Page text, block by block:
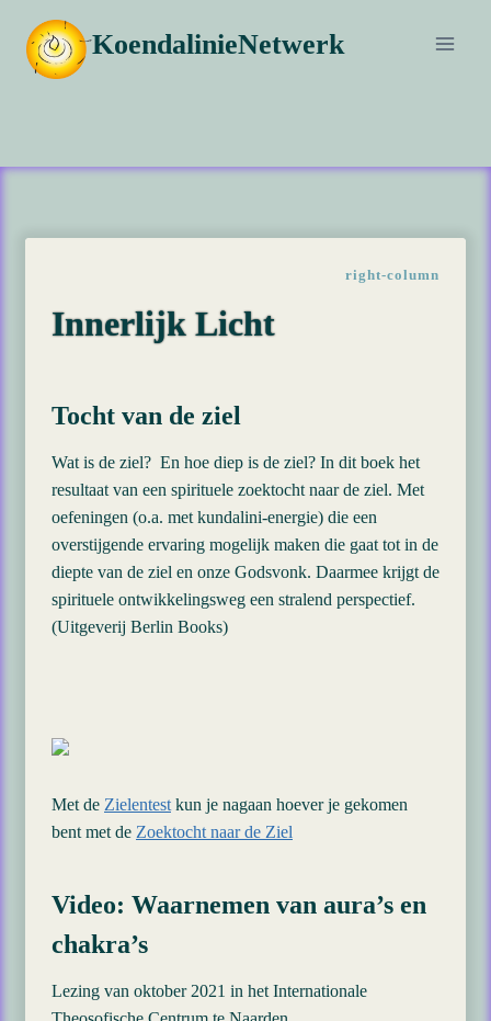
naar
inhoud
KoendalinieNetwerk
right-column
Innerlijk Licht
Tocht van de ziel
Wat is de ziel? En hoe diep is de ziel? In dit boek het
resultaat van een spirituele zoektocht naar de ziel. Met
oefeningen (o.a. met kundalini-energie) die een
overstijgende ervaring mogelijk maken die gaat tot in de
diepte van de ziel en onze Godsvonk. Daarmee krijgt de
spirituele ontwikkelingsweg een stralend perspectief.
(Uitgeverij Berlin Books)
Met de Zielentest kun je nagaan hoever je gekomen
bent met de Zoektocht naar de Ziel
Video: Waarnemen van aura’s en
chakra’s
Lezing van oktober 2021 in het Internationale